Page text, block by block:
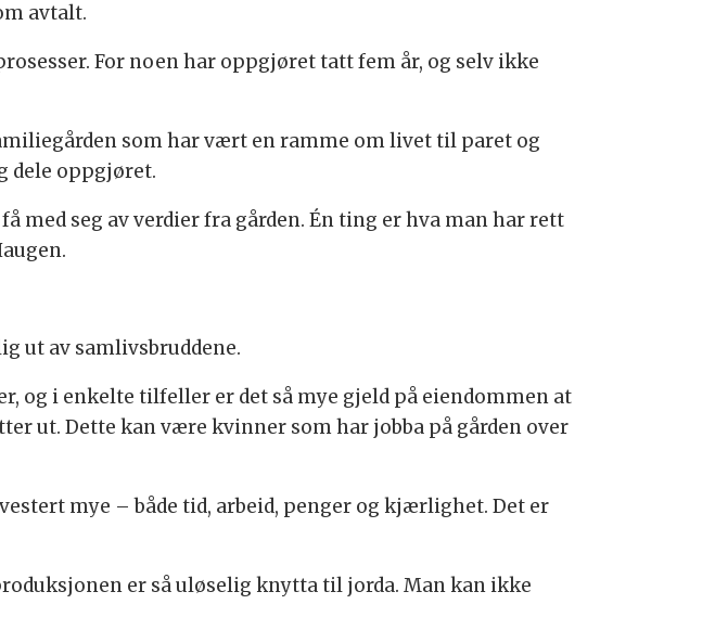
avtalt.
For noen har oppgjøret tatt fem år, og selv ikke
som har vært en ramme om livet til paret og
dele oppgjøret.
med seg av verdier fra gården. Én ting er hva man har rett
ut av samlivsbruddene.
og i enkelte tilfeller er det så mye gjeld på eiendommen at
ut. Dette kan være kvinner som har jobba på gården over
mye – både tid, arbeid, penger og kjærlighet. Det er
er så uløselig knytta til jorda. Man kan ikke